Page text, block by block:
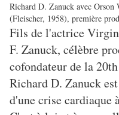
Richard D. Zanuck avec Orson
(Fleischer, 1958), première
Fils de l'actrice
F. Zanuck, célèbre
cofondateur de la
Richard D. Zanuck
d'une crise cardiaque